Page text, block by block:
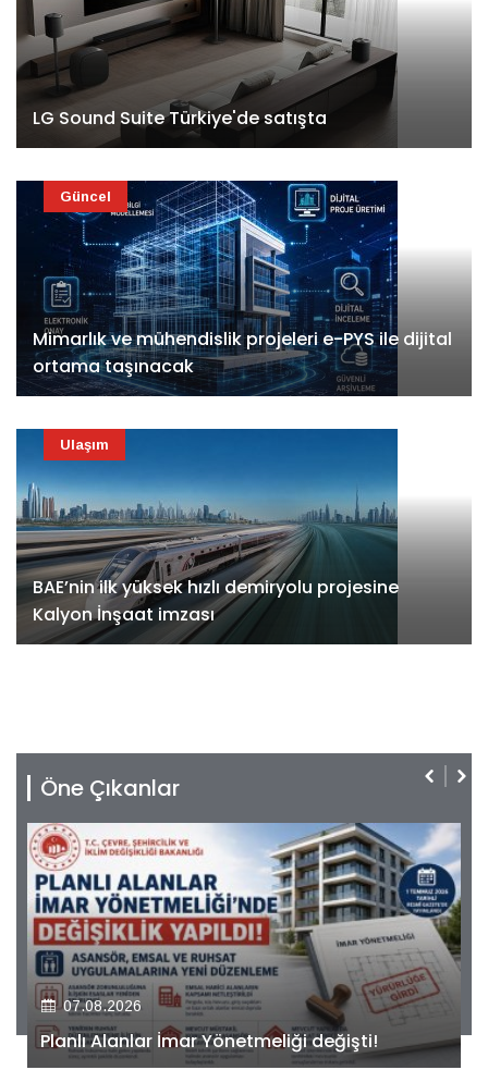
LG Sound Suite Türkiye'de satışta
Mimarlık ve mühendislik projeleri e-PYS ile dijital
ortama taşınacak
Güncel
BAE’nin ilk yüksek hızlı demiryolu projesine
Kalyon İnşaat imzası
Ulaşım
Öne Çıkanlar
07.08.2026
Kiler GYO’dan Pendik Dolayoba projesiyle ilgili
önemli adım!